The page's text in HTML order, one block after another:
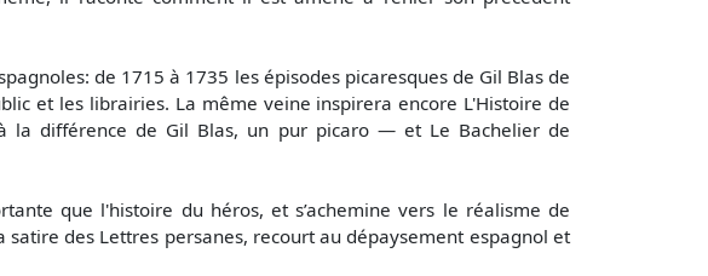
de 1715 à 1735 les épisodes picaresques de Gil Blas de
et les librairies. La même veine inspirera encore L'Histoire de
la différence de Gil Blas, un pur picaro — et Le Bachelier de
que l'histoire du héros, et s’achemine vers le réalisme de
des Lettres persanes, recourt au dépaysement espagnol et